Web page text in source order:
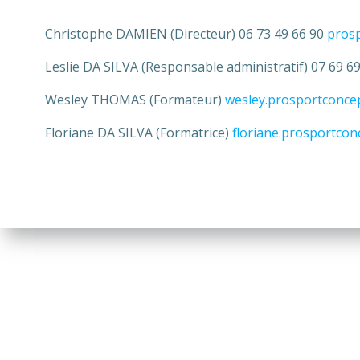
Christophe DAMIEN (Directeur) 06 73 49 66 90
Leslie DA SILVA (Responsable administratif) 07 69
Wesley THOMAS (Formateur)
Floriane DA SILVA (Formatrice)